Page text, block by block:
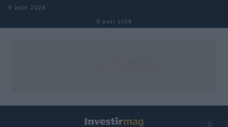
Aller au contenu
9 août 2026
9 août 2026
⌕